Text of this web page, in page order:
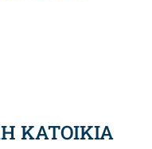
KATOIKIA